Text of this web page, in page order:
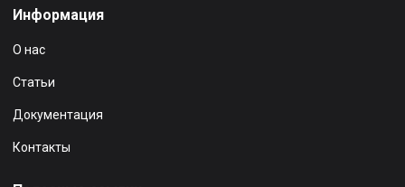
Информация
О нас
Статьи
Документация
Контакты